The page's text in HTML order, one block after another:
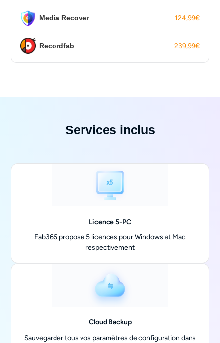
Media Recover 124,99€
Recordfab 239,99€
Services inclus
Licence 5-PC
Fab365 propose 5 licences pour Windows et Mac
respectivement
Cloud Backup
Sauvegarder tous vos paramètres de configuration dans